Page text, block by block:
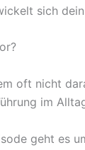
sich
oft nicht
im
geht es